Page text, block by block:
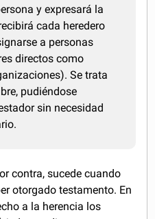
y expresará la
cada heredero
a personas
directos como
Se trata
pudiéndose
sin necesidad
contra, sucede cuando
otorgado testamento. En
a la herencia los